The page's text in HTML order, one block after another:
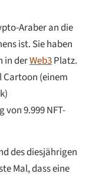
Araber an die
ist. Sie haben
in derWeb3Platz.
Cartoon (einem
9.999 NFT-
des diesjährigen
Mal, dass eine